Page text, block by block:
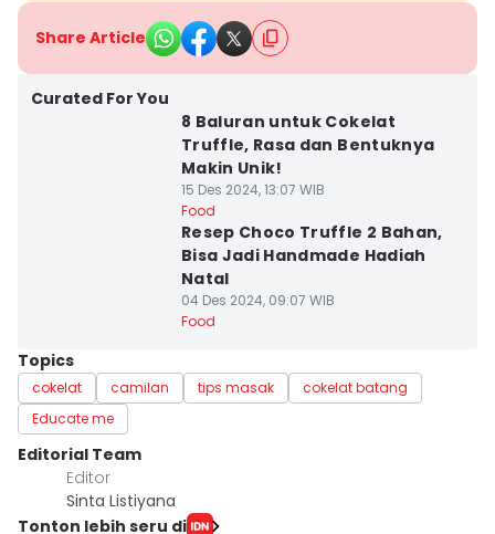
Share Article
Curated For You
8 Baluran untuk Cokelat
Truffle, Rasa dan Bentuknya
Makin Unik!
15 Des 2024, 13:07 WIB
Food
Resep Choco Truffle 2 Bahan,
Bisa Jadi Handmade Hadiah
Natal
04 Des 2024, 09:07 WIB
Food
Topics
cokelat camilan tips masak
cokelat batang
Educate me
Editorial Team
Editor
Sinta Listiyana
Tonton lebih seru di